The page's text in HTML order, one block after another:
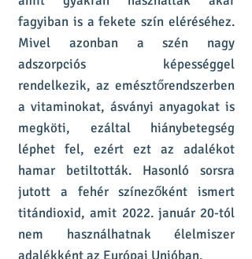
fagyiban is a fekete szín eléréséhez.
Mivel azonban a szén nagy
adszorpciós képességgel
rendelkezik, az emésztőrendszerben
a vitaminokat, ásványi anyagokat is
megköti, ezáltal hiánybetegség
léphet fel, ezért ezt az adalékot
hamar betiltották. Hasonló sorsra
jutott a fehér színezőként ismert
titándioxid, amit 2022. január 20-tól
nem használhatnak élelmiszer
adalékként az Európai Unióban.